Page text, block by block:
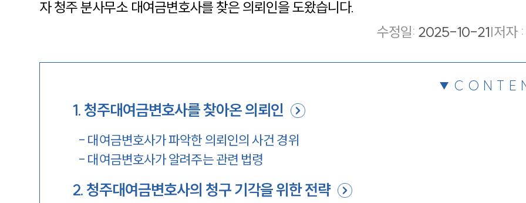
자 청주 분사무소 대여금변호사를 찾은 의뢰인을 도왔습니다.
수정일: 2025-10-21|저자 :
1. 청주대여금변호사를 찾아온 의뢰인
- 대여금변호사가 파악한 의뢰인의 사건 경위
- 대여금변호사가 알려주는 관련 법령
2. 청주대여금변호사의 청구 기각을 위한 전략